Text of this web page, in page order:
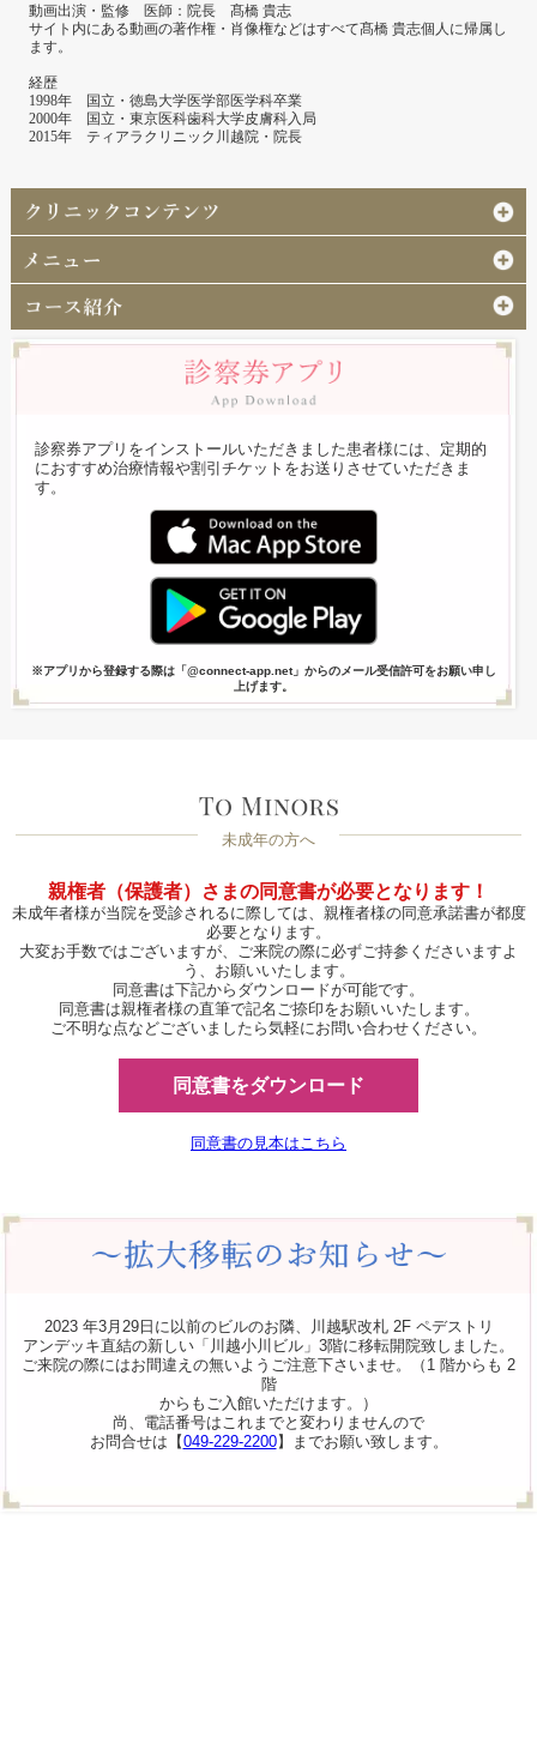
動画出演・監修 医師：院長 髙橋 貴志
サイト内にある動画の著作権・肖像権などはすべて髙橋 貴志個人に帰属し
ます。
経歴
1998年 国立・徳島大学医学部医学科卒業
2000年 国立・東京医科歯科大学皮膚科入局
2015年 ティアラクリニック川越院・院長
診察券アプリをインストールいただきました患者様には、定期的
におすすめ治療情報や割引チケットをお送りさせていただきま
す。
※アプリから登録する際は「@connect-app.net」からのメール受信許可をお願い申し
上げます。
未成年の方へ
親権者（保護者）さまの同意書が必要となります！
未成年者様が当院を受診されるに際しては、親権者様の同意承諾書が都度
必要となります。
大変お手数ではございますが、ご来院の際に必ずご持参くださいますよ
う、お願いいたします。
同意書は下記からダウンロードが可能です。
同意書は親権者様の直筆で記名ご捺印をお願いいたします。
ご不明な点などございましたら気軽にお問い合わせください。
同意書をダウンロード
同意書の見本はこちら
2023 年3月29日に以前のビルのお隣、川越駅改札 2F ペデストリ
アンデッキ直結の新しい「川越小川ビル」3階に移転開院致しました。
ご来院の際にはお間違えの無いようご注意下さいませ。（1 階からも 2
階
からもご入館いただけます。）
尚、電話番号はこれまでと変わりませんので
お問合せは【049-229-2200】までお願い致します。